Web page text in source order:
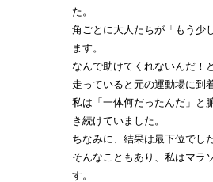
た。
角ごとに大人たちが「もう少
ます。
なんで助けてくれないんだ！
走っていると元の運動場に到
私は「一体何だったんだ」と
き続けていました。
ちなみに、結果は最下位でし
そんなこともあり、私はマラ
す。